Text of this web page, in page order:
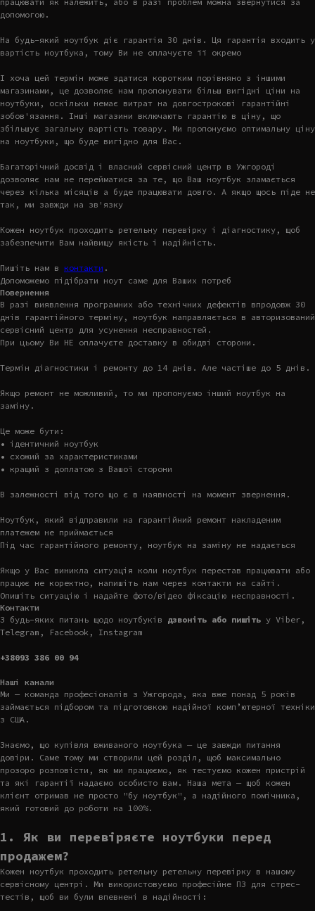
допомогою.
На будь-який ноутбук діє гарантія 30 днів. Ця гарантія входить у
вартість ноутбука, тому Ви не оплачуєте її окремо
І хоча цей термін може здатися коротким порівняно з іншими
магазинами, це дозволяє нам пропонувати більш вигідні ціни на
ноутбуки, оскільки немає витрат на довгострокові гарантійні
зобов'язання. Інші магазини включають гарантію в ціну, що
збільшує загальну вартість товару. Ми пропонуємо оптимальну ціну
на ноутбуки, що буде вигідно для Вас.
Багаторічний досвід і власний сервісний центр в Ужгороді
дозволяє нам не перейматися за те, що Ваш ноутбук зламається
через кілька місяців а буде працювати довго. А якщо щось піде не
так, ми завжди на зв'язку
Кожен ноутбук проходить ретельну перевірку і діагностику, щоб
забезпечити Вам найвищу якість і надійність.
Пишіть нам в контакти .
Допоможемо підібрати ноут саме для Ваших потреб
Повернення
В разі виявлення програмних або технічних дефектів впродовж 30
днів гарантійного терміну, ноутбук направляється в авторизований
сервісний центр для усунення несправностей.
При цьому Ви НЕ оплачуєте доставку в обидві сторони.
Термін діагностики і ремонту до 14 днів. Але частіше до 5 днів.
Якщо ремонт не можливий, то ми пропонуємо інший ноутбук на
заміну.
Це може бути:
• ідентичний ноутбук
• схожий за характеристиками
• кращий з доплатою з Вашої сторони
В залежності від того що є в наявності на момент звернення.
Ноутбук, який відправили на гарантійний ремонт накладеним
платежем не приймається
Під час гарантійного ремонту, ноутбук на заміну не надається
Якщо у Вас виникла ситуація коли ноутбук перестав працювати або
працює не коректно, напишіть нам через контакти на сайті.
Опишіть ситуацію і надайте фото/відео фіксацію несправності.
Контакти
З будь-яких питань щодо ноутбуків дзвоніть або пишіть у Viber,
Telegram, Facebook, Instagram
+38093 386 00 94
Наші канали
Ми — команда професіоналів з Ужгорода, яка вже понад 5 років
займається підбором та підготовкою надійної комп’ютерної техніки
з США.
Знаємо, що купівля вживаного ноутбука — це завжди питання
довіри. Саме тому ми створили цей розділ, щоб максимально
прозоро розповісти, як ми працюємо, як тестуємо кожен пристрій
та які гарантії надаємо особисто вам. Наша мета — щоб кожен
клієнт отримав не просто "бу ноутбук", а надійного помічника,
який готовий до роботи на 100%.
1. Як ви перевіряєте ноутбуки перед
продажем?
Кожен ноутбук проходить ретельну ретельну перевірку в нашому
сервісному центрі. Ми використовуємо професійне ПЗ для стрес-
тестів, щоб ви були впевнені в надійності: